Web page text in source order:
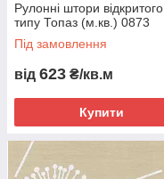
Рулонні штори відкритого
типу Топаз (м.кв.) 0873
Під замовлення
від 623 ₴/кв.м
Купити